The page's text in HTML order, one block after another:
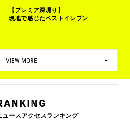
【プレミア深堀り】
現地で感じたベストイレブン
VIEW MORE
ュースアクセスランキング